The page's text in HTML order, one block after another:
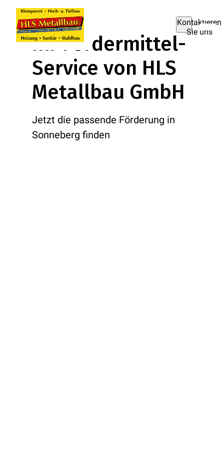
Kontaktieren
Sie uns
Ihr Fördermittel-
Service von HLS
Metallbau GmbH
Jetzt die passende Förderung in
Sonneberg finden